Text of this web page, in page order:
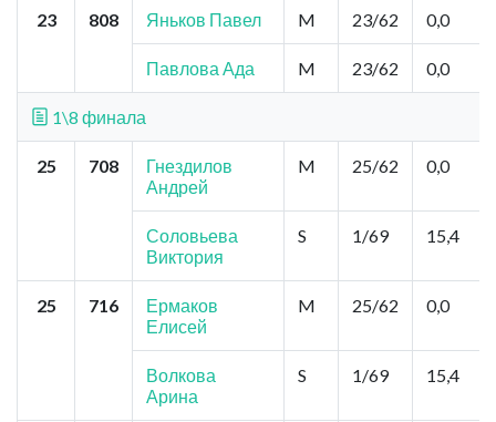
23 808 Яньков Павел M 23/62 0,0
Павлова Ада M 23/62 0,0
1\8 финала
25 708
Гнездилов
Андрей
M 25/62 0,0
Соловьева
Виктория
S 1/69 15,4
25 716
Ермаков
Елисей
M 25/62 0,0
Волкова
Арина
S 1/69 15,4